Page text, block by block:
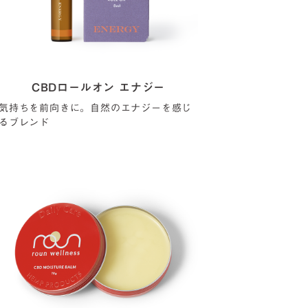
CBDロールオン エナジー
持ちを前向きに。自然のエナジーを感じ
ブレンド